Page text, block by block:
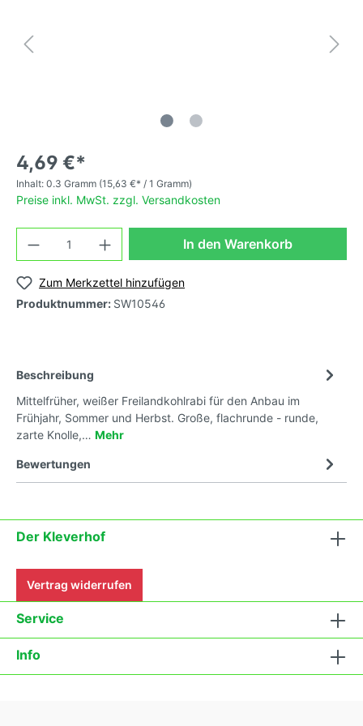
4,69 €*
Inhalt: 0.3 Gramm (15,63 €* / 1 Gramm)
Preise inkl. MwSt. zzgl. Versandkosten
In den Warenkorb
Zum Merkzettel hinzufügen
Produktnummer: SW10546
Beschreibung
Mittelfrüher, weißer Freilandkohlrabi für den Anbau im
Frühjahr, Sommer und Herbst. Große, flachrunde - runde,
zarte Knolle,… Mehr
Bewertungen
Der Kleverhof
Vertrag widerrufen
Service
Info